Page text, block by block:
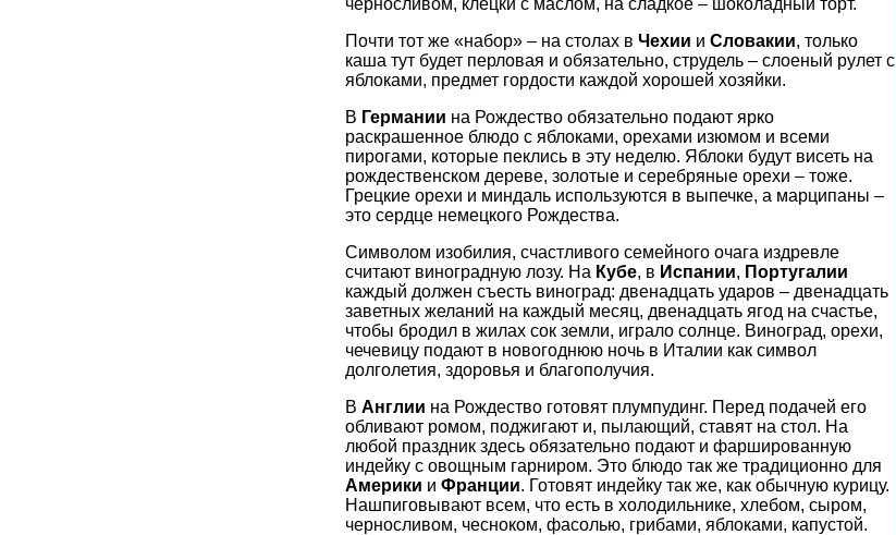
черносливом, клецки с маслом, на сладкое – шоколадный торт.
Почти тот же «набор» – на столах в Чехии и Словакии, только
каша тут будет перловая и обязательно, струдель – слоеный рулет с
яблоками, предмет гордости каждой хорошей хозяйки.
В Германии на Рождество обязательно подают ярко
раскрашенное блюдо с яблоками, орехами изюмом и всеми
пирогами, которые пеклись в эту неделю. Яблоки будут висеть на
рождественском дереве, золотые и серебряные орехи – тоже.
Грецкие орехи и миндаль используются в выпечке, а марципаны –
это сердце немецкого Рождества.
Символом изобилия, счастливого семейного очага издревле
считают виноградную лозу. На Кубе, в Испании, Португалии
каждый должен съесть виноград: двенадцать ударов – двенадцать
заветных желаний на каждый месяц, двенадцать ягод на счастье,
чтобы бродил в жилах сок земли, играло солнце. Виноград, орехи,
чечевицу подают в новогоднюю ночь в Италии как символ
долголетия, здоровья и благополучия.
В Англии на Рождество готовят плумпудинг. Перед подачей его
обливают ромом, поджигают и, пылающий, ставят на стол. На
любой праздник здесь обязательно подают и фаршированную
индейку с овощным гарниром. Это блюдо так же традиционно для
Америки и Франции. Готовят индейку так же, как обычную курицу.
Нашпиговывают всем, что есть в холодильнике, хлебом, сыром,
черносливом, чесноком, фасолью, грибами, яблоками, капустой.